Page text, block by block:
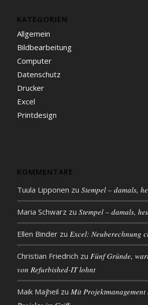
KATEGORIEN
Allgemein
Bildbearbeitung
Computer
Datenschutz
Drucker
Excel
Printdesign
KOMMENTARE
Tuula Lipponen zu Stempel – damals,
Maria Schwarz zu Stempel – damals,
Ellen Binderzu Excel: Neu­be­rech­nung
Christian Friedrich zu Fünf Gründe,
von Refurbished-IT lohnt
Maik Majheil zu Mit Projekt­management